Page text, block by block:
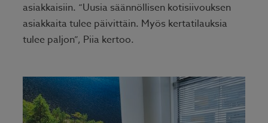
asiakkaisiin. “Uusia säännöllisen kotisiivouksen
asiakkaita tulee päivittäin. Myös kertatilauksia
tulee paljon”, Piia kertoo.